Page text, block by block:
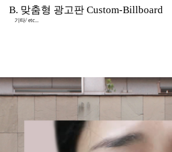
B. 맞춤형 광고판 Custom-Billboard
기타/ etc...